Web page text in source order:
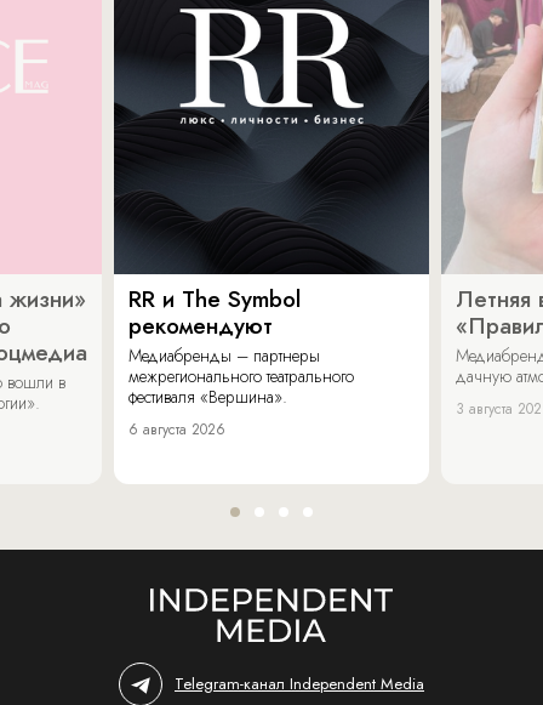
жизни»
вошли в
RR и The Symbol
рекомендуют
Медиабренды – партнеры
межрегионального театрального
фестиваля «Вершина».
6 августа 2026
Летняя
дачную
3 августа
Telegram-канал Independent Media